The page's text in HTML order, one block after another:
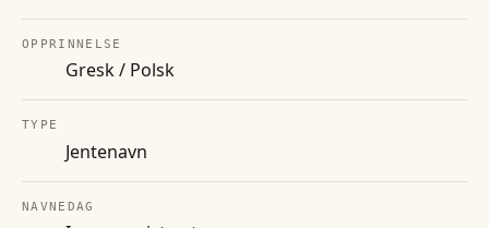
OPPRINNELSE
Gresk / Polsk
TYPE
Jentenavn
NAVNEDAG